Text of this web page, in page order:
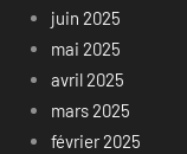
juin 2025
mai 2025
avril 2025
mars 2025
février 2025